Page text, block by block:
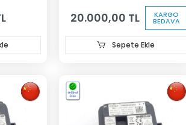
20.000,00 TL KARGO
BEDAVA
Sepete Ekle